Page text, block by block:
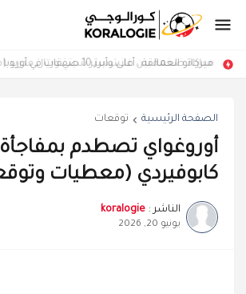
ميركاتو العمالقة.. أغلى وأبرز 10 صفقات في أوروبا حتى الآن
الصفحة الرئيسية توقعات
أوروغواي تصطدم بمفاجأة
كابوفيردي (معطيات
الناشر : koralogie
يونيو 20, 2026